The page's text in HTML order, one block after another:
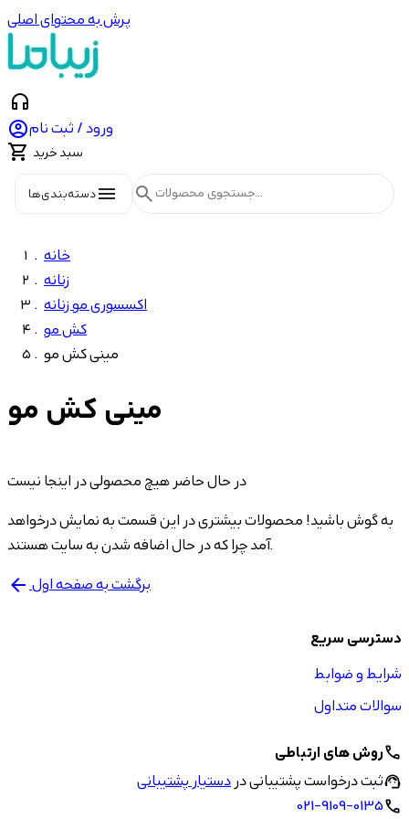
پرش به محتوای اصلی
headphones
ورود / ثبت نام
 سبد خرید
menuدسته‌بندی‌ها search
خانه
زنانه
اکسسوری مو زنانه
کش مو
مینی کش مو
مینی کش مو
در حال حاضر هیچ محصولی در اینجا نیست
به گوش باشید! محصولات بیشتری در این قسمت به نمایش درخواهد
آمد چرا که در حال اضافه شدن به سایت هستند.
arrow_back برگشت به صفحه اول
دسترسی سریع
شرایط و ضوابط
سوالات متداول
callروش های ارتباطی
support_agentثبت درخواست پشتیبانی دردستیار پشتیبانی
call
021-9109-0135